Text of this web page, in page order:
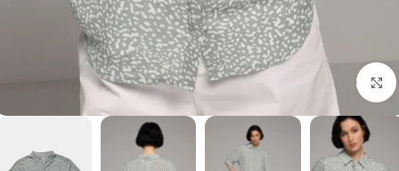
برای بزرگنمایی کلیک کنید